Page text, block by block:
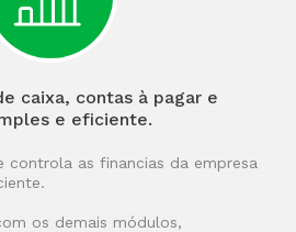
caixa, contas à pagar e
e eficiente.
controla as financias da empresa
os demais módulos,